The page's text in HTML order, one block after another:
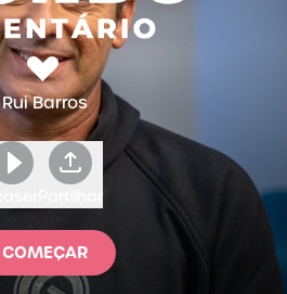
Rui Barros
COMEÇAR